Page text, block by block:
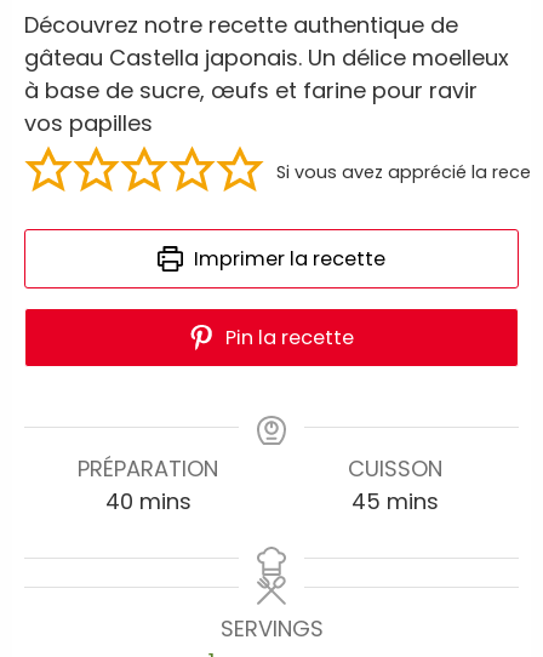
Découvrez notre recette authentique de
gâteau Castella japonais. Un délice moelleux
à base de sucre, œufs et farine pour ravir
vos papilles
Si vous avez apprécié la
Imprimer la recette
Pin la recette
PRÉPARATION
40 mins
CUISSON
45 mins
SERVINGS